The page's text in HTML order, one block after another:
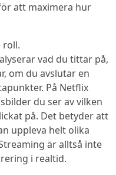
att maximera hur
roll.
vad du tittar på,
om du avslutar en
På Netflix
du ser av vilken
på. Det betyder att
uppleva helt olika
är alltså inte
i realtid.